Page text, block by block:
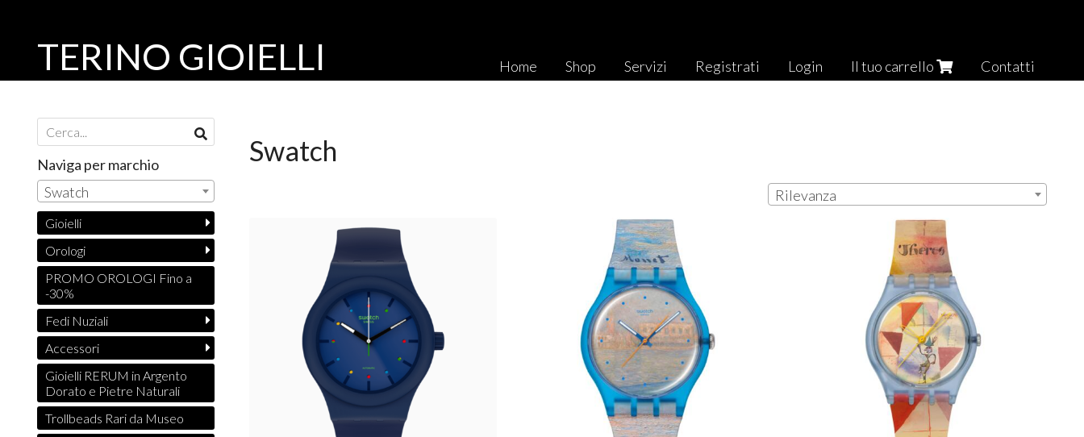
Home Shop Servizi Registrati Login Il tuo carrello Contatti
TERINO GIOIELLI
Swatch
Rilevanza
Naviga per marchio
Swatch
Gioielli
Orologi
PROMO OROLOGI Fino a
-30%
Fedi Nuziali
Accessori
Gioielli RERUM in Argento
Dorato e Pietre Naturali
Trollbeads Rari da Museo